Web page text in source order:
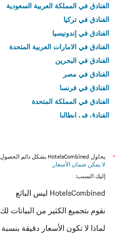
الفنادق في المملكة العربية السعودية
الفنادق في تركيا
الفنادق في إندونيسيا
الفنادق في الامارات العربية المتحدة
الفنادق في البحرين
الفنادق في مصر
الفنادق في فرنسا
الفنادق في المملكة المتحدة
الفنادق في إيطاليا
*
يحاول HotelsCombined بشكل دائم الحصول على الأسعار الدقيقة، ولكن
لا يمكن ضمان الأسعار .
إليك السبب:
HotelsCombined ليس البائع
نقوم بتجميع الكثير من البيانات لك
لماذا لا تكون الأسعار دقيقة بنسبة 100٪؟